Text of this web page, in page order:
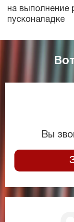
на выполнение
пусконаладке
Вы